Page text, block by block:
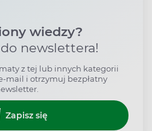
wiedzy?
newslettera!
z tej lub innych kategorii
mail i otrzymuj bezpłatny
Zapisz się